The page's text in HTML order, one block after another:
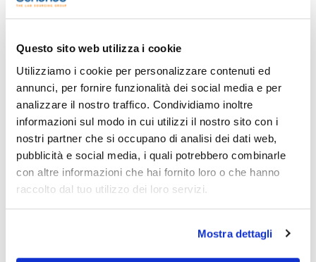
Questo sito web utilizza i cookie
Utilizziamo i cookie per personalizzare contenuti ed
annunci, per fornire funzionalità dei social media e per
analizzare il nostro traffico. Condividiamo inoltre
informazioni sul modo in cui utilizzi il nostro sito con i
nostri partner che si occupano di analisi dei dati web,
pubblicità e social media, i quali potrebbero combinarle
con altre informazioni che hai fornito loro o che hanno
raccolto dal tuo utilizzo dei loro servizi.
Mostra dettagli
Stampa pagina prodotto
Descrizione : Ossimetro da banco di ossigeno disciolto con
sonda polarografica per l'ossigeno disciolto. Fornito con
portaelettrodo HAHI764060, soluzione elettrolitica
034HI7041S (30 mL), membrane (2 unità), adattatore di
e guida rapida
Modello : HI6421P-02
Vedi di più